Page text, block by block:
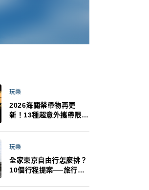
玩樂
2026海關禁帶物再更
新！13種超意外攜帶限
最高還罰百萬！注意事項
玩樂
全家東京自由行怎麼排？
10個行程提案──旅行不